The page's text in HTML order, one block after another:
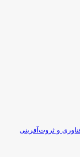
و ثروت‌آفرینی